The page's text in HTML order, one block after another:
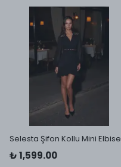
Selesta Şifon Kollu Mini Elbise
₺ 1,599.00